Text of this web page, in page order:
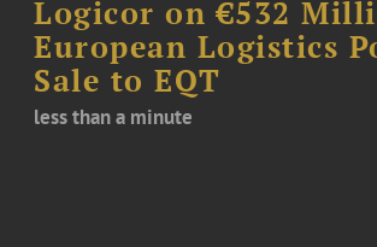
Logicor on €532
European Logistics
Sale to EQT
less than a minute